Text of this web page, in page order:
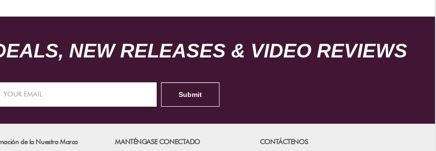
NEW RELEASES & VIDEO REVIEWS
de la Nuestra Marca MANTÉNGASE CONECTADO CONTÁCTENOS